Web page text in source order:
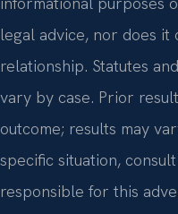
legal advice, nor does
relationship. Statutes
vary by case. Prior
outcome; results may
specific situation,
responsible for this